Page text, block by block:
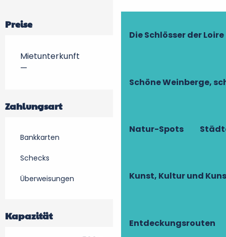
Die Schlösser der Loire
Schöne Weinberge,
Natur-Spots
Kunst, Kultur und
Entdeckungsrouten
Preise
Mietunterkunft
—
Zahlungsart
Bankkarten
Schecks
Überweisungen
Kapazität